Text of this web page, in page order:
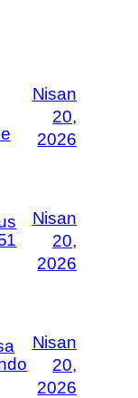
Nisan
20,
2026
Nisan
20,
2026
Nisan
20,
2026